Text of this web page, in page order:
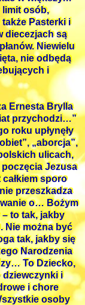
limit osób,
Pasterki i
diecezjach są
Niewielu
nie odbędą
i
Ernesta Brylla
przychodzi…”
roku upłynęły
„aborcja”,
ulicach,
poczęcia Jezusa
sporo
przeszkadza
o… Bożym
to tak, jakby
Nie można być
tak, jakby się
Narodzenia
To Dziecko,
dziewczynki i
i chore
osoby